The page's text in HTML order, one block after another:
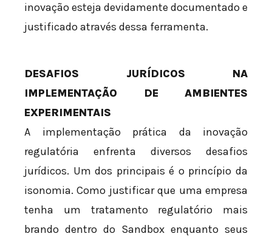
inovação esteja devidamente documentado e
justificado através dessa ferramenta.
DESAFIOS JURÍDICOS NA
IMPLEMENTAÇÃO DE AMBIENTES
EXPERIMENTAIS
A implementação prática da inovação
regulatória enfrenta diversos desafios
jurídicos. Um dos principais é o princípio da
isonomia. Como justificar que uma empresa
tenha um tratamento regulatório mais
brando dentro do Sandbox enquanto seus